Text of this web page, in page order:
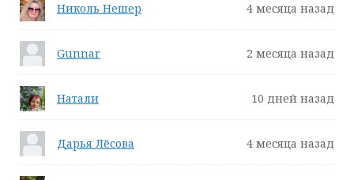
Николь Нешер 4 месяца назад
Gunnar 2 месяца назад
Натали 10 дней назад
Дарья Лёсова 4 месяца назад